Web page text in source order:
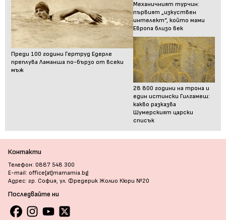
Преди 100 години Гертруд Едерле
преплува Ламанша по-бързо от всеки
мъж
Механичният турчин:
първият „изкуствен
интелект“, който мами
Европа близо век
28 800 години на трона и
един истински Гилгамеш:
какво разказва
Шумерският царски
списък
Контакти
Телефон: 0887 548 300
E-mail: office[at]mamamia.bg
Адрес: гр. София, ул. Фредерик Жолио Кюри №20
Последвайте ни